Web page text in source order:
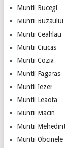
Muntii Bucegi
Muntii Buzaului
Muntii Ceahlau
Muntii Ciucas
Muntii Cozia
Muntii Fagaras
Muntii Iezer
Muntii Leaota
Muntii Macin
Muntii
Muntii Obcinele